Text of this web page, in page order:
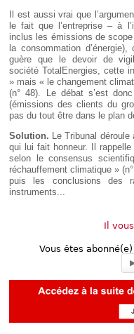
Il est aussi vrai que
le fait que l’entreprise – à
inclus les émissions de
la consommation
guère que le devoir de
société TotalEnergies, cette
» mais « le changement
(n° 48). Le débat s’est
(émissions des clients du
pas du tout être dans le plan
Solution. Le Tribunal
qui lui fait honneur. Il
selon le consensus
réchauffement climatique »
puis les conclusions des
instruments...
Il
Vous êtes